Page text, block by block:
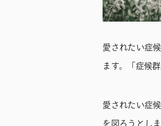
愛されたい症
ます。「症候
愛されたい症
を図ろうとし